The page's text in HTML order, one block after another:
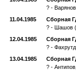
? -
11.04.1985
Сборная
? - Шашов
12.04.1985
Сборная
? -
13.04.1985
Сборная
? -